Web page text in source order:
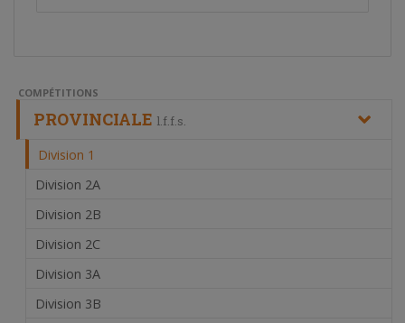
COMPÉTITIONS
PROVINCIALE l.f.f.s.
Division 1
Division 2A
Division 2B
Division 2C
Division 3A
Division 3B